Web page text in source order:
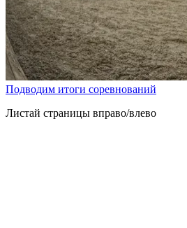
Подводим итоги соревнований
Листай страницы вправо/влево